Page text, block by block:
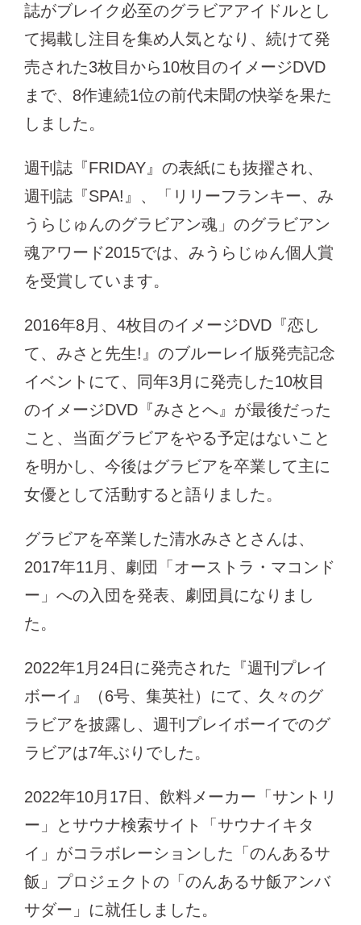
誌がブレイク必至のグラビアアイドルとし
て掲載し注目を集め人気となり、続けて発
売された3枚目から10枚目のイメージDVD
まで、8作連続1位の前代未聞の快挙を果た
しました。
週刊誌『FRIDAY』の表紙にも抜擢され、
週刊誌『SPA!』、「リリーフランキー、み
うらじゅんのグラビアン魂」のグラビアン
魂アワード2015では、みうらじゅん個人賞
を受賞しています。
2016年8月、4枚目のイメージDVD『恋し
て、みさと先生!』のブルーレイ版発売記念
イベントにて、同年3月に発売した10枚目
のイメージDVD『みさとへ』が最後だった
こと、当面グラビアをやる予定はないこと
を明かし、今後はグラビアを卒業して主に
女優として活動すると語りました。
グラビアを卒業した清水みさとさんは、
2017年11月、劇団「オーストラ・マコンド
ー」への入団を発表、劇団員になりまし
た。
2022年1月24日に発売された『週刊プレイ
ボーイ』（6号、集英社）にて、久々のグ
ラビアを披露し、週刊プレイボーイでのグ
ラビアは7年ぶりでした。
2022年10月17日、飲料メーカー「サントリ
ー」とサウナ検索サイト「サウナイキタ
イ」がコラボレーションした「のんあるサ
飯」プロジェクトの「のんあるサ飯アンバ
サダー」に就任しました。